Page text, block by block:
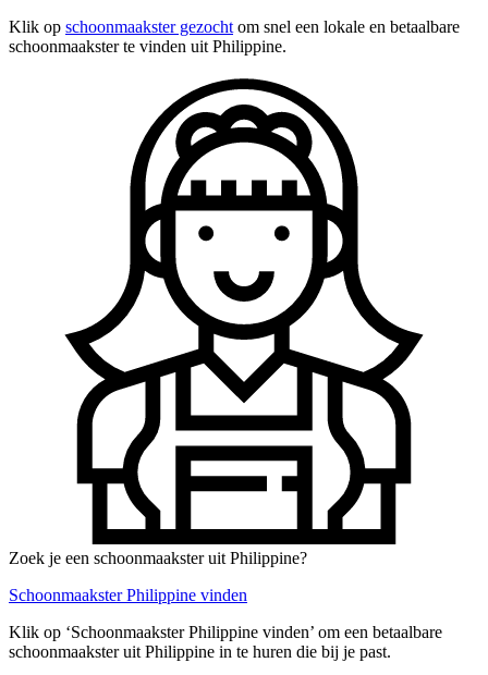
Klik op schoonmaakster gezocht om snel een lokale en betaalbare
schoonmaakster te vinden uit Philippine.
Zoek je een schoonmaakster uit Philippine?
Schoonmaakster Philippine vinden
Klik op ‘Schoonmaakster Philippine vinden’ om een betaalbare
schoonmaakster uit Philippine in te huren die bij je past.